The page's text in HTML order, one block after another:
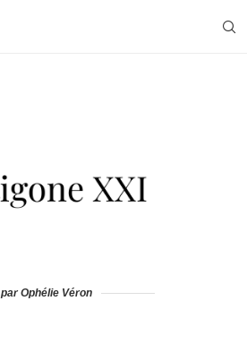
par Ophélie Véron